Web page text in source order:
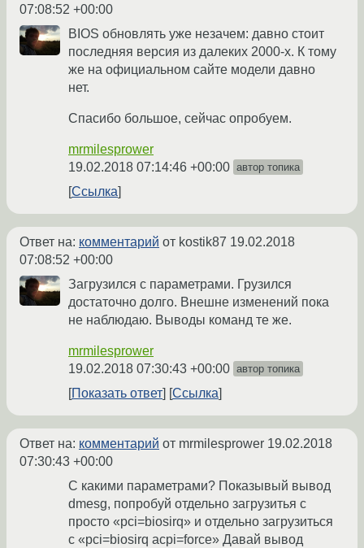
07:08:52 +00:00
BIOS обновлять уже незачем: давно стоит
последняя версия из далеких 2000-х. К тому
же на официальном сайте модели давно
нет.
Спасибо большое, сейчас опробуем.
mrmilesprower
19.02.2018 07:14:46 +00:00 автор топика
Ссылка
Ответ на: комментарий от kostik87 19.02.2018
07:08:52 +00:00
Загрузился с параметрами. Грузился
достаточно долго. Внешне изменений пока
не наблюдаю. Выводы команд те же.
mrmilesprower
19.02.2018 07:30:43 +00:00 автор топика
Показать ответ Ссылка
Ответ на: комментарий от mrmilesprower 19.02.2018
07:30:43 +00:00
С какими параметрами? Показывый вывод
dmesg, попробуй отдельно загрузитья с
просто «pci=biosirq» и отдельно загрузиться
с «pci=biosirq acpi=force» Давай вывод